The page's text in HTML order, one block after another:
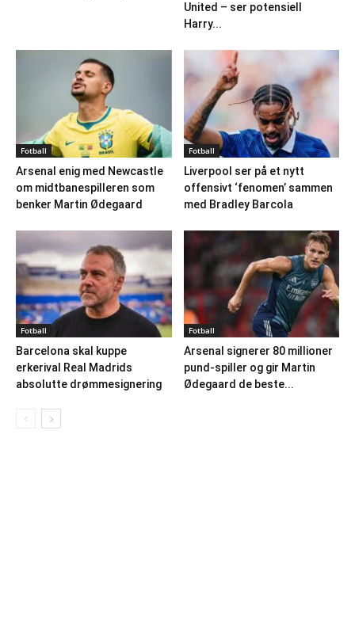
United – ser potensiell
Harry...
Fotball
Arsenal enig med Newcastle
om midtbanespilleren som
benker Martin Ødegaard
Fotball
Liverpool ser på et nytt
offensivt ‘fenomen’ sammen
med Bradley Barcola
Fotball
Barcelona skal kuppe
erkerival Real Madrids
absolutte drømmesignering
Fotball
Arsenal signerer 80 millioner
pund-spiller og gir Martin
Ødegaard de beste...